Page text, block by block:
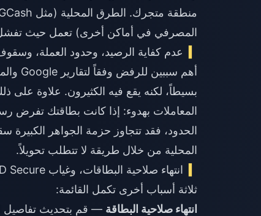
المصرفي في أماكن أخرى) تعمل حيث تفشل
عدم كفاية الرصيد، وحدود العملة،
أهم سببين للرفض وفقاً لتقارير Google والمجتمع هما
بسيطاً، لكنه يقع فيه الكثيرون. علاوة
المعاملات بهدوء: إذا كانت بطاقتك تفرض
الحدود، فقد تتجاوز حزمة الجواهر
المحلية من خلال طريقة لا تتطلب تحويلاً.
انتهاء صلاحية البطاقات، وغياب 3D Secure، وأعطال حساب المتجر
ثلاثة أسباب أخرى تكمل القائمة:
انتهاء صلاحية البطاقة — قم بتحديث تفاصيل